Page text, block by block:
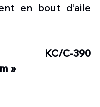
en bout d’aile
KC/C-390
»